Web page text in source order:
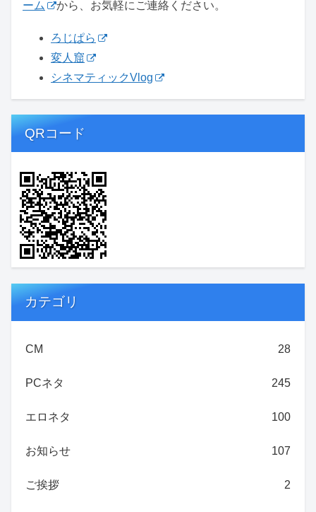
ーム
から、お気軽にご連絡ください。
ろじぱら
変人窟
シネマティックVlog
QRコード
カテゴリ
CM 28
PCネタ 245
エロネタ 100
お知らせ 107
ご挨拶 2